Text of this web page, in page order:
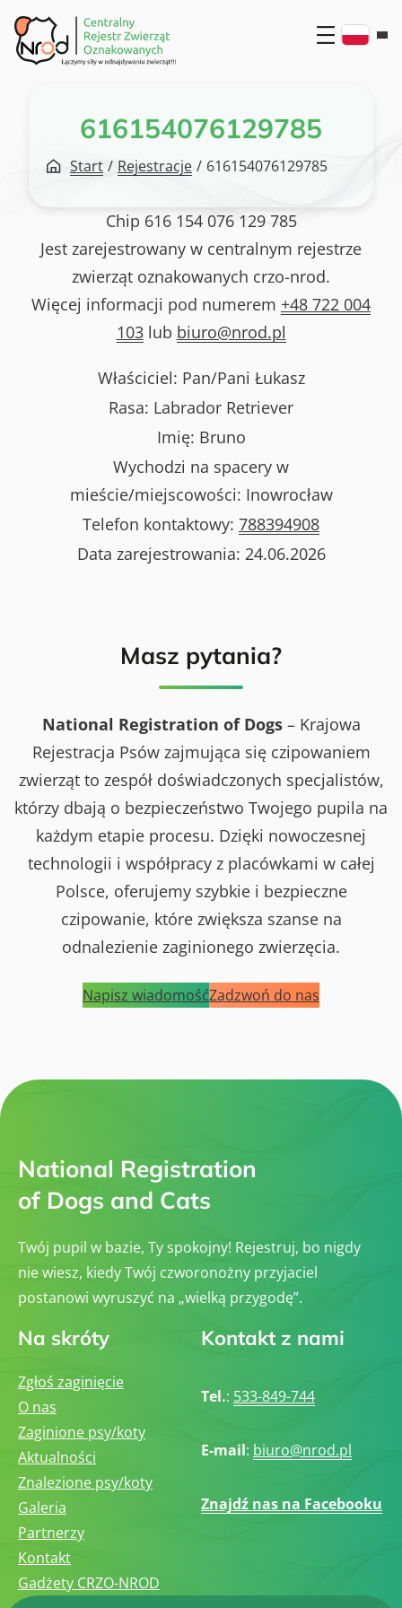
Przejdź
do
treści
616154076129785
Start / Rejestracje / 616154076129785
Chip 616 154 076 129 785
Jest zarejestrowany w centralnym rejestrze
zwierząt oznakowanych crzo-nrod.
Więcej informacji pod numerem +48 722 004
103lub biuro@nrod.pl
Właściciel: Pan/Pani Łukasz
Rasa: Labrador Retriever
Imię: Bruno
Wychodzi na spacery w
mieście/miejscowości: Inowrocław
Telefon kontaktowy: 788394908
Data zarejestrowania: 24.06.2026
Masz pytania?
National Registration of Dogs– Krajowa
Rejestracja Psów zajmująca się czipowaniem
zwierząt to zespół doświadczonych specjalistów,
którzy dbają o bezpieczeństwo Twojego pupila na
każdym etapie procesu. Dzięki nowoczesnej
technologii i współpracy z placówkami w całej
Polsce, oferujemy szybkie i bezpieczne
czipowanie, które zwiększa szanse na
odnalezienie zaginionego zwierzęcia.
Napisz wiadomośćZadzwoń do nas
National Registration
of Dogs and Cats
Twój pupil w bazie, Ty spokojny! Rejestruj, bo nigdy
nie wiesz, kiedy Twój czworonożny przyjaciel
postanowi wyruszyć na „wielką przygodę”.
Na skróty
Zgłoś zaginięcie
O nas
Zaginione psy/koty
Aktualności
Znalezione psy/koty
Galeria
Partnerzy
Kontakt
Gadżety CRZO-NROD
Kontakt z nami
Tel.: 533-849-744
E-mail: biuro@nrod.pl
Znajdź nas na Facebooku